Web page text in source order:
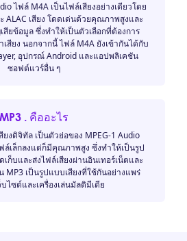
ไฟล์ M4A เป็นไฟล์เสียงอย่างเดียวโดย
ALAC เสียง โดดเด่นด้วยคุณภาพสูงและ
ยข้อมูล ซึ่งทำให้เป็นตัวเลือกที่ต้องการ
สียง นอกจากนี้ ไฟล์ M4A ยังเข้ากันได้กับ
อุปกรณ์ Android และแอปพลิเคชัน
ซอฟต์แวร์อื่น ๆ
MP3 . คืออะไร
ยงดิจิทัล เป็นตัวย่อของ MPEG-1 Audio
ล์เล็กลงแต่ก็มีคุณภาพสูง ซึ่งทำให้เป็นรูป
ก็บและส่งไฟล์เสียงผ่านอินเทอร์เน็ตและ
MP3 เป็นรูปแบบเสียงที่ใช้กันอย่างแพร่
ไซต์และเครื่องเล่นมัลติมีเดีย